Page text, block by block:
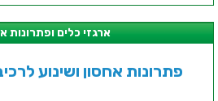
ארגזי כלים ופתרונות
פתרונות אחסון ושינוע